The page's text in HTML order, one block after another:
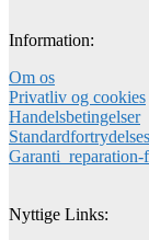
Information:
Om os
Privatliv og cookies
Handelsbetingelser
Nyttige Links: